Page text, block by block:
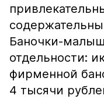
Баночки-
отдельности:
фирменной
4 тысячи